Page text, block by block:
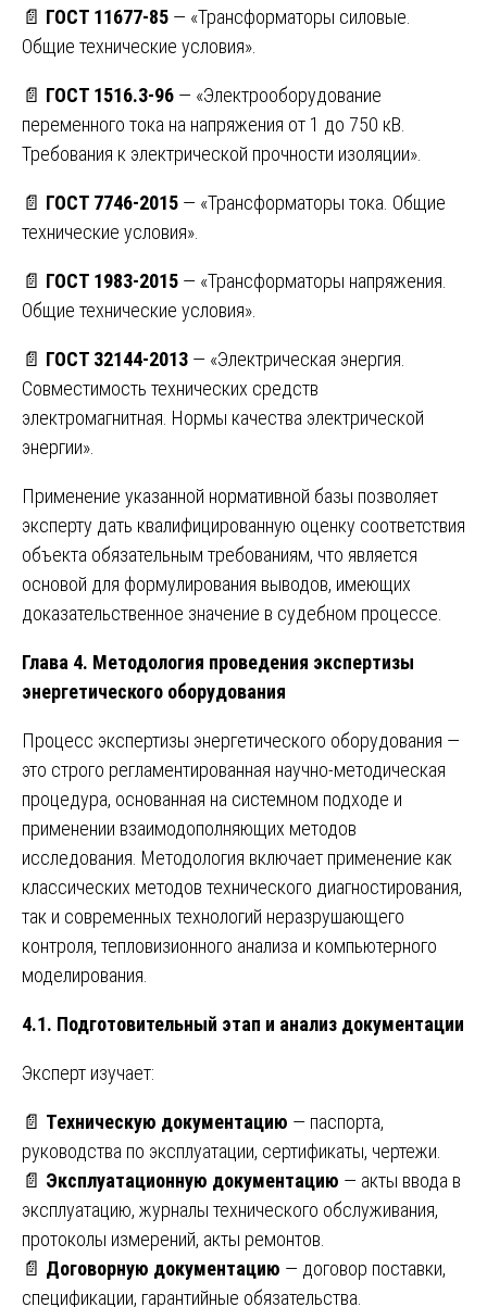
📄 ГОСТ 11677-85 — «Трансформаторы силовые.
Общие технические условия».
📄 ГОСТ 1516.3-96 — «Электрооборудование
переменного тока на напряжения от 1 до 750 кВ.
Требования к электрической прочности изоляции».
📄 ГОСТ 7746-2015 — «Трансформаторы тока. Общие
технические условия».
📄 ГОСТ 1983-2015 — «Трансформаторы напряжения.
Общие технические условия».
📄 ГОСТ 32144-2013 — «Электрическая энергия.
Совместимость технических средств
электромагнитная. Нормы качества электрической
энергии».
Применение указанной нормативной базы позволяет
эксперту дать квалифицированную оценку соответствия
объекта обязательным требованиям, что является
основой для формулирования выводов, имеющих
доказательственное значение в судебном процессе.
Глава 4. Методология проведения экспертизы
энергетического оборудования
Процесс экспертизы энергетического оборудования —
это строго регламентированная научно-методическая
процедура, основанная на системном подходе и
применении взаимодополняющих методов
исследования. Методология включает применение как
классических методов технического диагностирования,
так и современных технологий неразрушающего
контроля, тепловизионного анализа и компьютерного
моделирования.
4.1. Подготовительный этап и анализ документации
Эксперт изучает:
📄 Техническую документацию — паспорта,
руководства по эксплуатации, сертификаты, чертежи.
📄 Эксплуатационную документацию — акты ввода в
эксплуатацию, журналы технического обслуживания,
протоколы измерений, акты ремонтов.
📄 Договорную документацию — договор поставки,
спецификации, гарантийные обязательства.